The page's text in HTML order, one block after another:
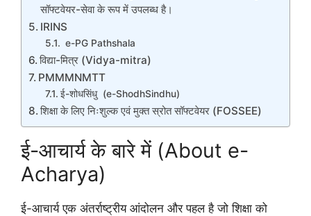
सॉफ्टवेयर-सेवा के रूप में उपलब्ध है।
IRINS
e-PG Pathshala
विद्या-मित्र (Vidya-mitra)
PMMMNMTT
ई-शोधसिंधु (e-ShodhSindhu)
शिक्षा के लिए निःशुल्क एवं मुक्त स्रोत सॉफ्टवेयर (FOSSEE)
ई-आचार्य के बारे में (About e-
Acharya)
ई-आचार्य एक अंतर्राष्ट्रीय आंदोलन और पहल है जो शिक्षा को